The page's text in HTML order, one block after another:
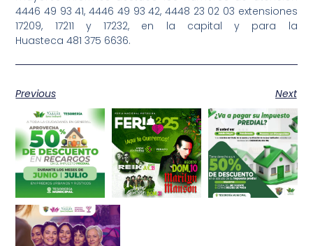
4446 49 93 41, 4446 49 93 42, 4448 23 02 03 extensiones
17209, 17211 y 17232, en la capital y para la
Huasteca 481 375 6636.
Previous Next